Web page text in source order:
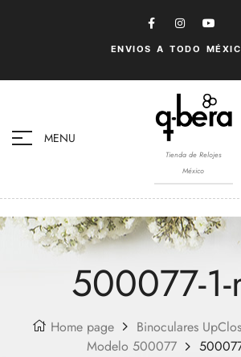
ENVIOS A TODO
MENU
Tienda de Relojes
México
500077-
Home page
Binoculares
Modelo 500077